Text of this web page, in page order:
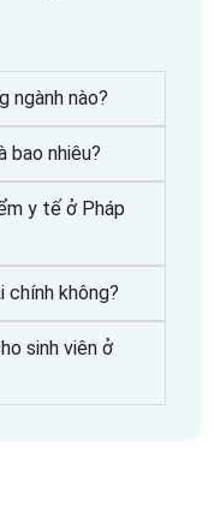
ngành nào?
bao nhiêu?
y tế ở Pháp
chính không?
sinh viên ở